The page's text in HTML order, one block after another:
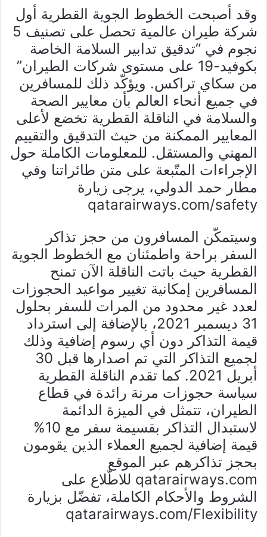
وقد أصبحت الخطوط الجوية القطرية أول
شركة طيران عالمية تحصل على تصنيف 5
نجوم في “تدقيق تدابير السلامة الخاصة
بكوفيد-19 على مستوى شركات الطيران”
من سكاي تراكس. ويؤكّد ذلك للمسافرين
في جميع أنحاء العالم بأن معايير الصحة
والسلامة في الناقلة القطرية تخضع لأعلى
المعايير الممكنة من حيث التدقيق والتقييم
المهني والمستقل. للمعلومات الكاملة حول
الإجراءات المتّبعة على متن طائراتنا وفي
مطار حمد الدولي، يرجى زيارة
qatarairways.com/safety
وسيتمكّن المسافرون من حجز تذاكر
السفر براحة واطمئنان مع الخطوط الجوية
القطرية حيث باتت الناقلة الآن تمنح
المسافرين إمكانية تغيير مواعيد الحجوزات
لعدد غير محدود من المرات للسفر بحلول
31 ديسمبر 2021، بالإضافة إلى استرداد
قيمة التذاكر دون أي رسوم إضافية وذلك
لجميع التذاكر التي تم اصدارها قبل 30
أبريل 2021. كما تقدم الناقلة القطرية
سياسة حجوزات مرنة رائدة في قطاع
الطيران، تتمثل في الميزة الدائمة
لاستبدال التذاكر بقسيمة سفر مع 10%
قيمة إضافية لجميع العملاء الذين يقومون
بحجز تذاكرهم عبر الموقع
qatarairways.com للاطّلاع على
الشروط والأحكام الكاملة، تفضّل بزيارة
qatarairways.com/Flexibility